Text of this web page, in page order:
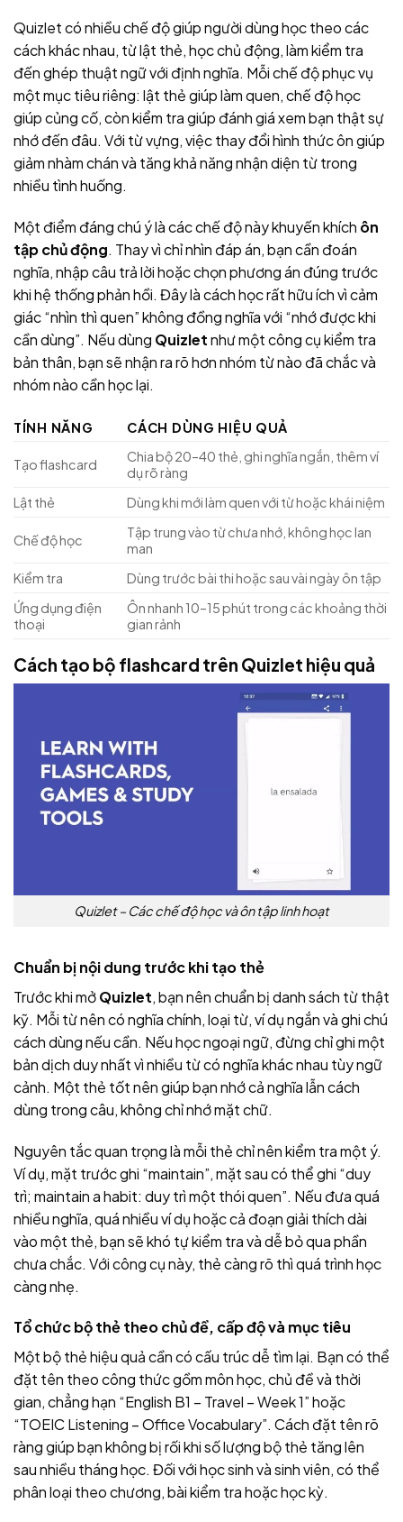
Quizlet có nhiều chế độ giúp người dùng học theo các
cách khác nhau, từ lật thẻ, học chủ động, làm kiểm tra
đến ghép thuật ngữ với định nghĩa. Mỗi chế độ phục vụ
một mục tiêu riêng: lật thẻ giúp làm quen, chế độ học
giúp củng cố, còn kiểm tra giúp đánh giá xem bạn thật sự
nhớ đến đâu. Với từ vựng, việc thay đổi hình thức ôn giúp
giảm nhàm chán và tăng khả năng nhận diện từ trong
nhiều tình huống.
Một điểm đáng chú ý là các chế độ này khuyến khích ôn
tập chủ động. Thay vì chỉ nhìn đáp án, bạn cần đoán
nghĩa, nhập câu trả lời hoặc chọn phương án đúng trước
khi hệ thống phản hồi. Đây là cách học rất hữu ích vì cảm
giác “nhìn thì quen” không đồng nghĩa với “nhớ được khi
cần dùng”. Nếu dùng Quizletnhư một công cụ kiểm tra
bản thân, bạn sẽ nhận ra rõ hơn nhóm từ nào đã chắc và
nhóm nào cần học lại.
TÍNH NĂNG CÁCH DÙNG HIỆU QUẢ
Tạo flashcard
Chia bộ 20–40 thẻ, ghi nghĩa ngắn, thêm ví
dụ rõ ràng
Lật thẻ
Dùng khi mới làm quen với từ hoặc khái niệm
Chế độ học
Tập trung vào từ chưa nhớ, không học lan
man
Kiểm tra
Dùng trước bài thi hoặc sau vài ngày ôn tập
Ứng dụng điện
thoại
Ôn nhanh 10–15 phút trong các khoảng thời
gian rảnh
Cách tạo bộ flashcard trên Quizlet hiệu quả
Quizlet – Các chế độ học và ôn tập linh hoạt
Chuẩn bị nội dung trước khi tạo thẻ
Trước khi mởQuizlet, bạn nên chuẩn bị danh sách từ thật
kỹ. Mỗi từ nên có nghĩa chính, loại từ, ví dụ ngắn và ghi chú
cách dùng nếu cần. Nếu học ngoại ngữ, đừng chỉ ghi một
bản dịch duy nhất vì nhiều từ có nghĩa khác nhau tùy ngữ
cảnh. Một thẻ tốt nên giúp bạn nhớ cả nghĩa lẫn cách
dùng trong câu, không chỉ nhớ mặt chữ.
Nguyên tắc quan trọng là mỗi thẻ chỉ nên kiểm tra một ý.
Ví dụ, mặt trước ghi “maintain”, mặt sau có thể ghi “duy
trì; maintain a habit: duy trì một thói quen”. Nếu đưa quá
nhiều nghĩa, quá nhiều ví dụ hoặc cả đoạn giải thích dài
vào một thẻ, bạn sẽ khó tự kiểm tra và dễ bỏ qua phần
chưa chắc. Với công cụ này, thẻ càng rõ thì quá trình học
càng nhẹ.
Tổ chức bộ thẻ theo chủ đề, cấp độ và mục tiêu
Một bộ thẻ hiệu quả cần có cấu trúc dễ tìm lại. Bạn có thể
đặt tên theo công thức gồm môn học, chủ đề và thời
gian, chẳng hạn “English B1 – Travel – Week 1” hoặc
“TOEIC Listening – Office Vocabulary”. Cách đặt tên rõ
ràng giúp bạn không bị rối khi số lượng bộ thẻ tăng lên
sau nhiều tháng học. Đối với học sinh và sinh viên, có thể
phân loại theo chương, bài kiểm tra hoặc học kỳ.